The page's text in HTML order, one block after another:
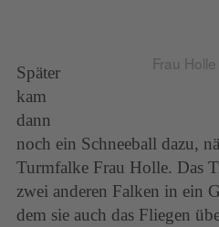
Frau
Später
kam
dann
noch ein Schneeball dazu,
Turmfalke Frau Holle. Das
zwei anderen Falken in ein
dem sie auch das Fliegen